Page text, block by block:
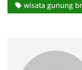
wisata gunung